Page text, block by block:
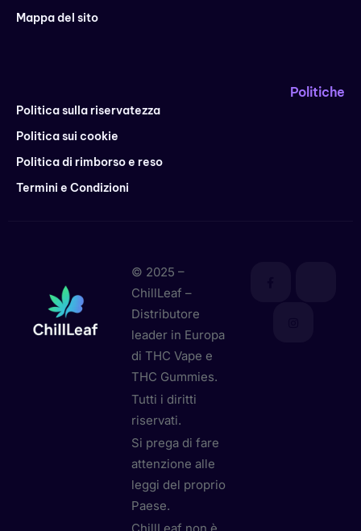
Mappa del sito
Politiche
Politica sulla riservatezza
Politica sui cookie
Politica di rimborso e reso
Termini e Condizioni
© 2025 –
ChillLeaf –
Distributore
leader in Europa
di THC Vape e
THC Gummies.
Tutti i diritti
riservati.
Si prega di fare
attenzione alle
leggi del proprio
Paese.